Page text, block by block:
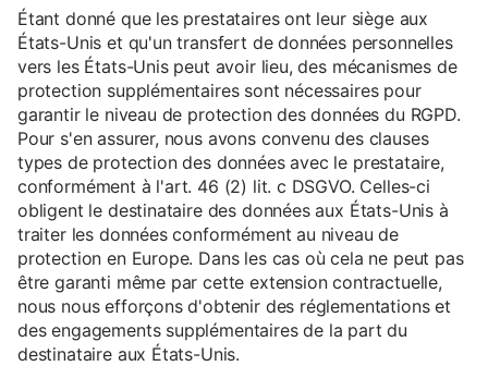
Étant donné que les prestataires ont leur siège aux
États-Unis et qu'un transfert de données personnelles
vers les États-Unis peut avoir lieu, des mécanismes de
protection supplémentaires sont nécessaires pour
garantir le niveau de protection des données du RGPD.
Pour s'en assurer, nous avons convenu des clauses
types de protection des données avec le prestataire,
conformément à l'art. 46 (2) lit. c DSGVO. Celles-ci
obligent le destinataire des données aux États-Unis à
traiter les données conformément au niveau de
protection en Europe. Dans les cas où cela ne peut pas
être garanti même par cette extension contractuelle,
nous nous efforçons d'obtenir des réglementations et
des engagements supplémentaires de la part du
destinataire aux États-Unis.